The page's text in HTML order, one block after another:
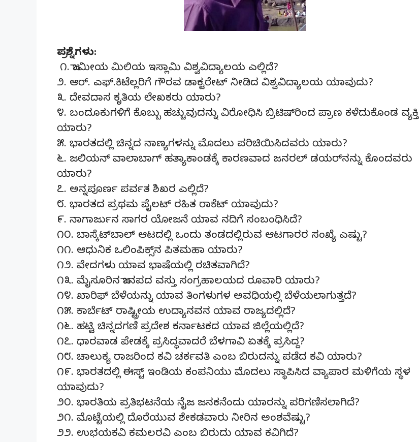
ಪ್ರಶ್ನೆಗಳು:
೧. ಜಾಮೀಯ ಮಿಲಿಯ ಇಸ್ಲಾಮಿ ವಿಶ್ವವಿದ್ಯಾಲಯ ಎಲ್ಲಿದೆ?
೨. ಆರ್. ಎಫ್.ಕಿಟೆಲ್ಲರಿಗೆ ಗೌರವ ಡಾಕ್ಟರೇಟ್ ನೀಡಿದ ವಿಶ್ವವಿದ್ಯಾಲಯ ಯಾವುದು?
೩. ದೇವದಾಸ ಕೃತಿಯ ಲೇಖಕರು ಯಾರು?
೪. ಬಂದೂಕುಗಳಿಗೆ ಕೊಬ್ಬು ಹಚ್ಚುವುದನ್ನು ವಿರೋಧಿಸಿ ಬ್ರಿಟಿಷ್‌ರಿಂದ ಪ್ರಾಣ ಕಳೆದುಕೊಂಡ ವ್ಯಕ್ತಿ
ಯಾರು?
೫. ಭಾರತದಲ್ಲಿ ಚಿನ್ನದ ನಾಣ್ಯಗಳನ್ನು ಮೊದಲು ಪರಿಚಿಯಿಸಿದವರು ಯಾರು?
೬. ಜಲಿಯನ್ ವಾಲಾಬಾಗ್ ಹತ್ಯಾಕಾಂಡಕ್ಕೆ ಕಾರಣವಾದ ಜನರಲ್ ಡಯರ್‌ನನ್ನು ಕೊಂದವರು
ಯಾರು?
೭. ಅನ್ನಪೂರ್ಣ ಪರ್ವತ ಶಿಖರ ಎಲ್ಲಿದೆ?
೮. ಭಾರತದ ಪ್ರಥಮ ಪೈಲಟ್ ರಹಿತ ರಾಕೆಟ್ ಯಾವುದು?
೯. ನಾಗಾರ್ಜುನ ಸಾಗರ ಯೋಜನೆ ಯಾವ ನದಿಗೆ ಸಂಬಂಧಿಸಿದೆ?
೧೦. ಬಾಸ್ಕೆಟ್‌ಬಾಲ್ ಆಟದಲ್ಲಿ ಒಂದು ತಂಡದಲ್ಲಿರುವ ಆಟಗಾರರ ಸಂಖ್ಯೆ ಎಷ್ಟು?
೧೧. ಆಧುನಿಕ ಒಲಿಂಪಿಕ್ಸ್‌ನ ಪಿತಮಹಾ ಯಾರು?
೧೨. ವೇದಗಳು ಯಾವ ಭಾಷೆಯಲ್ಲಿ ರಚಿತವಾಗಿದೆ?
೧೩. ಮೈಸೂರಿನ ಜಾನಪದ ವಸ್ತು ಸಂಗ್ರಹಾಲಯದ ರೂವಾರಿ ಯಾರು?
೧೪. ಖಾರಿಫ್ ಬೆಳೆಯನ್ನು ಯಾವ ತಿಂಗಳುಗಳ ಅವಧಿಯಲ್ಲಿ ಬೆಳೆಯಲಾಗುತ್ತದೆ?
೧೫. ಕಾರ್ಬೆಟ್ ರಾಷ್ಟ್ರೀಯ ಉದ್ಯಾನವನ ಯಾವ ರಾಜ್ಯದಲ್ಲಿದೆ?
೧೬. ಹಟ್ಟಿ ಚಿನ್ನದಗಣಿ ಪ್ರದೇಶ ಕರ್ನಾಟಕದ ಯಾವ ಜಿಲ್ಲೆಯಲ್ಲಿದೆ?
೧೭. ಧಾರವಾಡ ಪೇಡಕ್ಕೆ ಪ್ರಸಿದ್ಧವಾದರೆ ಬೆಳಗಾವಿ ಏತಕ್ಕೆ ಪ್ರಸಿದ್ದ?
೧೮. ಚಾಲುಕ್ಯ ರಾಜರಿಂದ ಕವಿ ಚರ್ಕವತಿ ಎಂಬ ಬಿರುದನ್ನು ಪಡೆದ ಕವಿ ಯಾರು?
೧೯. ಭಾರತದಲ್ಲಿ ಈಸ್ಟ್ ಇಂಡಿಯ ಕಂಪನಿಯು ಮೊದಲು ಸ್ಥಾಪಿಸಿದ ವ್ಯಾಪಾರ ಮಳಿಗೆಯ ಸ್ಥಳ
ಯಾವುದು?
೨೦. ಭಾರತಿಯ ಪ್ರತಿಭಟನೆಯ ನೈಜ ಜನಕನೆಂದು ಯಾರನ್ನು ಪರಿಗಣಿಸಲಾಗಿದೆ?
೨೧. ಮೊಟ್ಟೆಯಲ್ಲಿ ದೊರೆಯುವ ಶೇಕಡವಾರು ನೀರಿನ ಅಂಶವೆಷ್ಟು?
೨೨. ಉಭಯಕವಿ ಕಮಲರವಿ ಎಂಬ ಬಿರುದು ಯಾವ ಕವಿಗಿದೆ?